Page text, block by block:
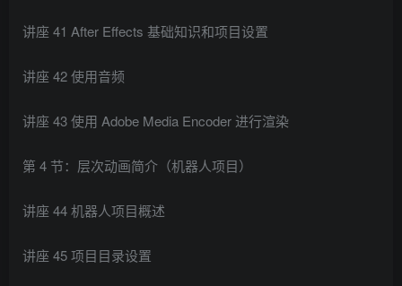
讲座 41 After Effects 基础知识和项目设置
讲座 42 使用音频
讲座 43 使用 Adob​​e Media Encoder 进行渲染
第 4 节：层次动画简介（机器人项目）
讲座 44 机器人项目概述
讲座 45 项目目录设置